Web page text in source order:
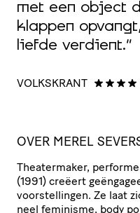
met een object
klappen
liefde verdient.”
VOLKSKRANT
OVER MEREL
Thea­ter­maker,
(1991) creëert
voor­stel­lingen. Ze laat
neel feminisme, body